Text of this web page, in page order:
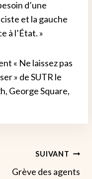
d’une
et la gauche
à l’État. »
« Ne laissez pas
» de SUTR le
George Square,
SUIVANT
Grève des agents